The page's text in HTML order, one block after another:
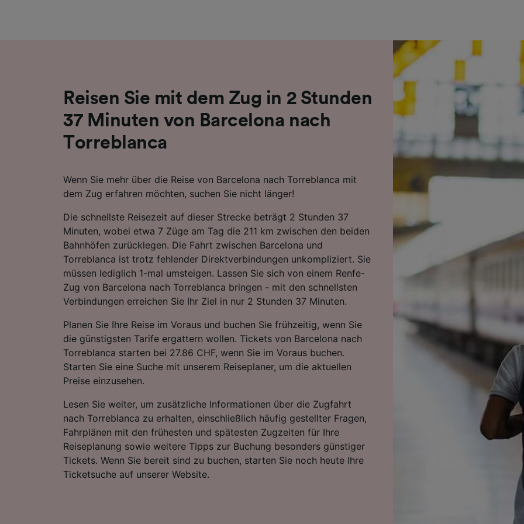
Reisen Sie mit dem Zug in 2 Stunden
37 Minuten von Barcelona nach
Torreblanca
Wenn Sie mehr über die Reise von Barcelona nach Torreblanca mit
dem Zug erfahren möchten, suchen Sie nicht länger!
Die schnellste Reisezeit auf dieser Strecke beträgt 2 Stunden 37
Minuten, wobei etwa 7 Züge am Tag die 211 km zwischen den beiden
Bahnhöfen zurücklegen. Die Fahrt zwischen Barcelona und
Torreblanca ist trotz fehlender Direktverbindungen unkompliziert. Sie
müssen lediglich 1-mal umsteigen. Lassen Sie sich von einem Renfe-
Zug von Barcelona nach Torreblanca bringen - mit den schnellsten
Verbindungen erreichen Sie Ihr Ziel in nur 2 Stunden 37 Minuten.
Planen Sie Ihre Reise im Voraus und buchen Sie frühzeitig, wenn Sie
die günstigsten Tarife ergattern wollen. Tickets von Barcelona nach
Torreblanca starten bei 27.86 CHF, wenn Sie im Voraus buchen.
Starten Sie eine Suche mit unserem Reiseplaner, um die aktuellen
Preise einzusehen.
Lesen Sie weiter, um zusätzliche Informationen über die Zugfahrt
nach Torreblanca zu erhalten, einschließlich häufig gestellter Fragen,
Fahrplänen mit den frühesten und spätesten Zugzeiten für Ihre
Reiseplanung sowie weitere Tipps zur Buchung besonders günstiger
Tickets. Wenn Sie bereit sind zu buchen, starten Sie noch heute Ihre
Ticketsuche auf unserer Website.